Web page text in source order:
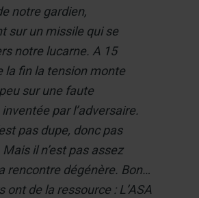
notre gardien,
sur un missile qui se
notre lucarne. A 15
la fin la tension monte
sur une faute
par l’adversaire.
pas dupe, donc pas
Mais il n’est pas assez
rencontre dégénère. Bon…
ont de la ressource : L’ASA